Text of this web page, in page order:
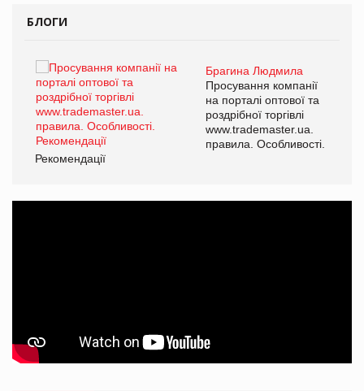
БЛОГИ
Брагина Людмила
Просування компанії
на порталі оптової та
роздрібної торгівлі
www.trademaster.ua.
правила. Особливості.
Рекомендації